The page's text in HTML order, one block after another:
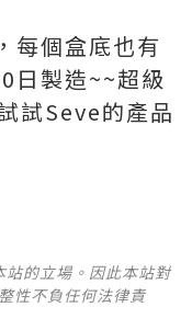
每個盒底也有
日製造~~超級
試Seve的產品
的立場。因此本站對
性不負任何法律責